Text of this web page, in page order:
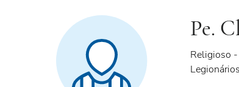
Pe.
Religioso